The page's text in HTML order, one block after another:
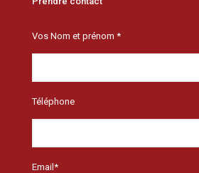
Vos Nom et prénom *
Téléphone
Email*